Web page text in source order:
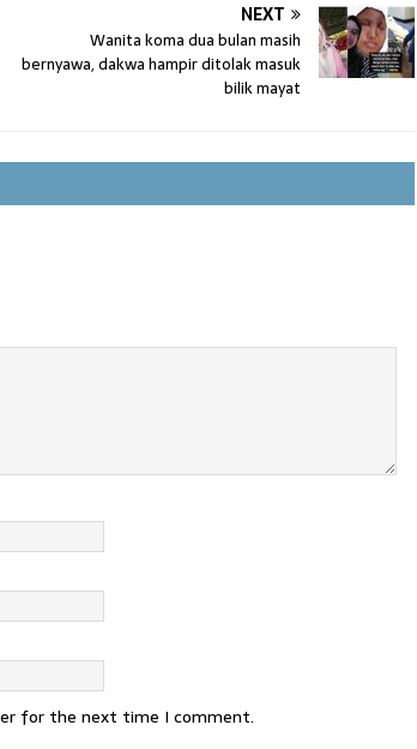
NEXT
Wanita koma dua bulan masih
bernyawa, dakwa hampir ditolak masuk
bilik mayat
for the next time I comment.